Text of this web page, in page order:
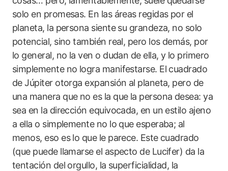
solo en promesas. En las áreas regidas por el
planeta, la persona siente su grandeza, no solo
potencial, sino también real, pero los demás, por
lo general, no la ven o dudan de ella, y lo primero
simplemente no logra manifestarse. El cuadrado
de Júpiter otorga expansión al planeta, pero de
una manera que no es la que la persona desea: ya
sea en la dirección equivocada, en un estilo ajeno
a ella o simplemente no lo que esperaba; al
menos, eso es lo que le parece. Este cuadrado
(que puede llamarse el aspecto de Lucifer) da la
tentación del orgullo, la superficialidad, la